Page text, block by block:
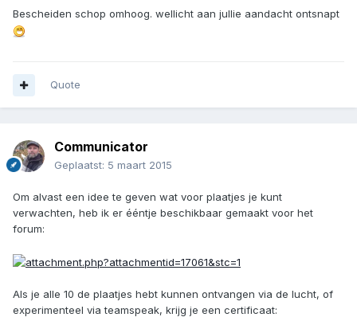
Bescheiden schop omhoog. wellicht aan jullie aandacht ontsnapt
Quote
Communicator
Geplaatst: 5 maart 2015
Om alvast een idee te geven wat voor plaatjes je kunt
verwachten, heb ik er ééntje beschikbaar gemaakt voor het
forum:
Als je alle 10 de plaatjes hebt kunnen ontvangen via de lucht, of
experimenteel via teamspeak, krijg je een certificaat: